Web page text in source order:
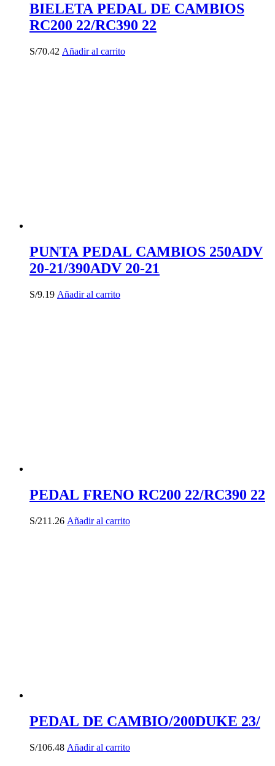
BIELETA PEDAL DE CAMBIOS
RC200 22/RC390 22
S/70.42 Añadir al carrito
PUNTA PEDAL CAMBIOS 250ADV
20-21/390ADV 20-21
S/9.19 Añadir al carrito
PEDAL FRENO RC200 22/RC390 22
S/211.26 Añadir al carrito
PEDAL DE CAMBIO/200DUKE 23/
S/106.48 Añadir al carrito